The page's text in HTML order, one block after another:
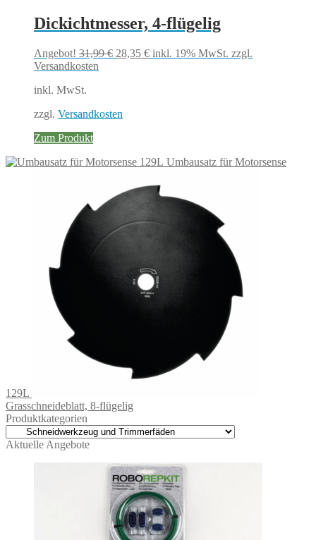
Dickichtmesser, 4-flügelig
Angebot! 31,99€ Ursprünglicher
28,35 €Aktueller
inkl. 19% MwSt. zzgl.
Versandkosten
inkl. MwSt.
zzgl. Versandkosten
Zum Produkt
Umbausatz für Motorsense
129L
Grasschneideblatt, 8-flügelig
Produktkategorien
Aktuelle Angebote